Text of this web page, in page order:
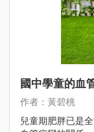
國中學童的血
作者：黃碧桃
兒童期肥胖已是